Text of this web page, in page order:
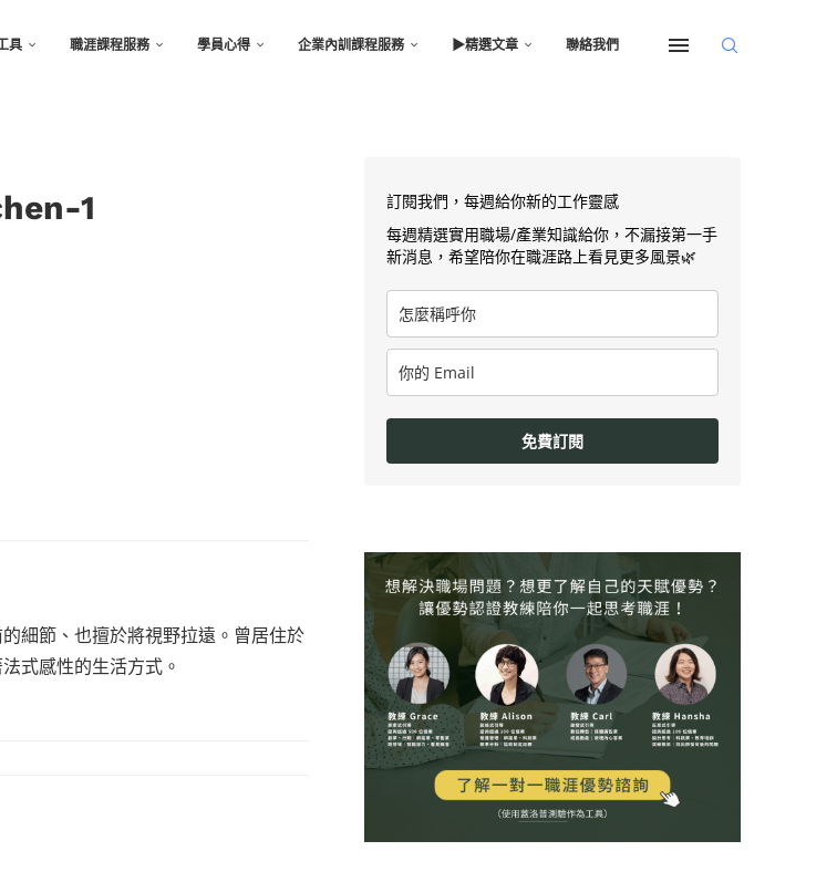
具 職涯課程服務 學員心得 企業內訓課程服務 ▶︎精選文章 聯絡我們
1
細節、也擅於將視野拉遠。曾居住於
式感性的生活方式。
訂閱我們，每週給你新的工作靈感
每週精選實用職場/產業知識給你，不漏接第一手
新消息，希望陪你在職涯路上看見更多風景🌿
免費訂閱